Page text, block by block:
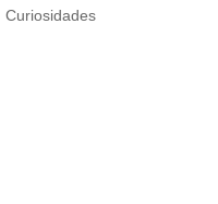
Curiosidades